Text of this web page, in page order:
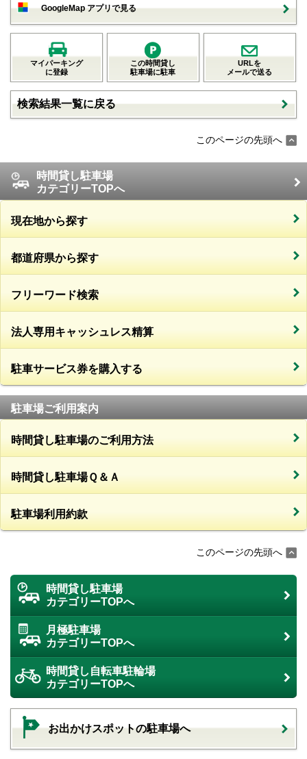
GoogleMap アプリで見る
マイパーキング
に登録
この時間貸し
駐車場に駐車
URLを
メールで送る
検索結果一覧に戻る
このページの先頭へ
時間貸し駐車場
カテゴリーTOPへ
現在地から探す
都道府県から探す
フリーワード検索
法人専用キャッシュレス精算
駐車サービス券を購入する
駐車場ご利用案内
時間貸し駐車場のご利用方法
時間貸し駐車場Ｑ＆Ａ
駐車場利用約款
このページの先頭へ
時間貸し駐車場
カテゴリーTOPへ
月極駐車場
カテゴリーTOPへ
時間貸し自転車駐輪場
カテゴリーTOPへ
お出かけスポットの駐車場へ